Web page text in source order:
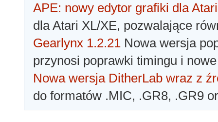
APE: nowy edytor grafiki dla Atari
dla Atari XL/XE, pozwalające
Gearlynx 1.2.21 Nowa wersja
przynosi poprawki timingu i
Nowa wersja DitherLab wraz z
do formatów .MIC, .GR8, .GR9